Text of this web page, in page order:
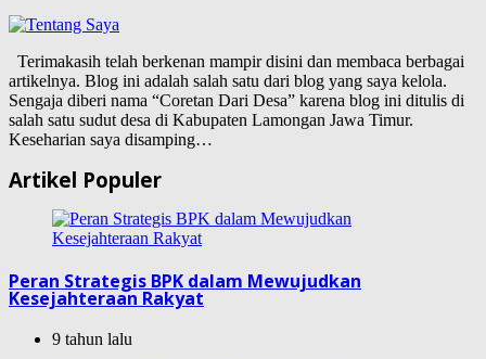
Terimakasih telah berkenan mampir disini dan membaca berbagai
artikelnya. Blog ini adalah salah satu dari blog yang saya kelola.
Sengaja diberi nama “Coretan Dari Desa” karena blog ini ditulis di
salah satu sudut desa di Kabupaten Lamongan Jawa Timur.
Keseharian saya disamping…
Artikel Populer
Peran Strategis BPK dalam Mewujudkan
Kesejahteraan Rakyat
9 tahun lalu